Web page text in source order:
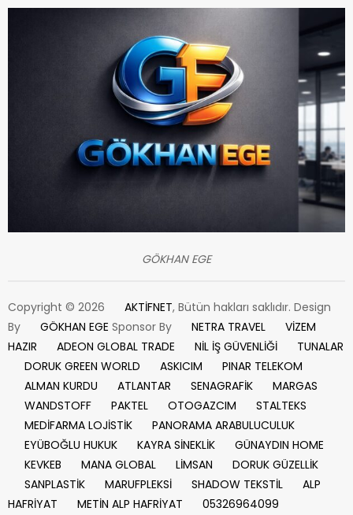
GÖKHAN EGE
Copyright © 2026 AKTİFNET, Bütün hakları saklıdır. Design
By
GÖKHAN EGE Sponsor By NETRA TRAVEL
VİZEM
HAZIR
ADEON GLOBAL TRADE NİL İŞ GÜVENLİĞİ
TUNALAR
DORUK GREEN WORLD
ASKICIM
PINAR TELEKOM
ALMAN KURDU
ATLANTAR SENAGRAFİK
MARGAS
WANDSTOFF
PAKTEL OTOGAZCIM
STALTEKS
MEDİFARMA LOJİSTİK
PANORAMA ARABULUCULUK
EYÜBOĞLU HUKUK
KAYRA SİNEKLİK
GÜNAYDIN HOME
KEVKEB
MANA GLOBAL LİMSAN
DORUK GÜZELLİK
SANPLASTİK
MARUFPLEKSİ SHADOW TEKSTİL
ALP
HAFRİYAT
METİN ALP HAFRİYAT
05326964099